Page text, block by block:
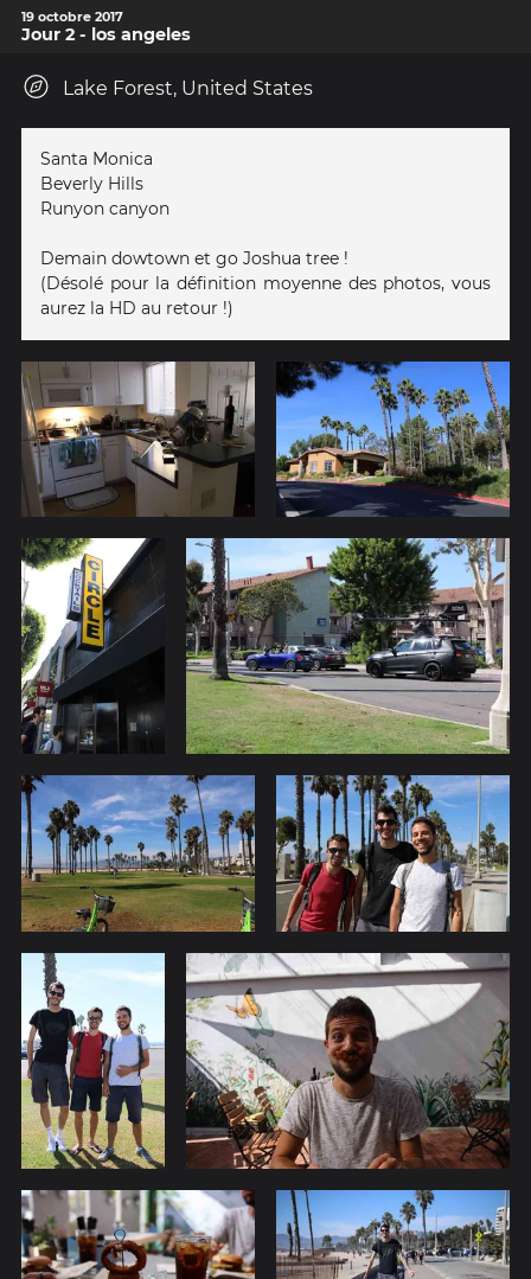
19 octobre 2017
Jour 2 - los angeles
Lake Forest, United States
Santa Monica
Beverly Hills
Runyon canyon
Demain dowtown et go Joshua tree !
(Désolé pour la définition moyenne des photos, vous
aurez la HD au retour !)